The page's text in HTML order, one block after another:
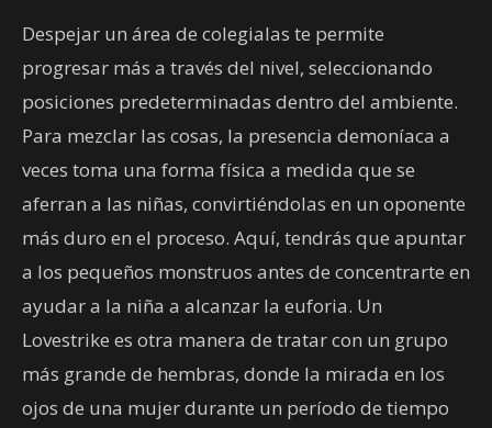
Despejar un área de colegialas te permite
progresar más a través del nivel, seleccionando
posiciones predeterminadas dentro del ambiente.
Para mezclar las cosas, la presencia demoníaca a
veces toma una forma física a medida que se
aferran a las niñas, convirtiéndolas en un oponente
más duro en el proceso. Aquí, tendrás que apuntar
a los pequeños monstruos antes de concentrarte en
ayudar a la niña a alcanzar la euforia. Un
Lovestrike es otra manera de tratar con un grupo
más grande de hembras, donde la mirada en los
ojos de una mujer durante un período de tiempo